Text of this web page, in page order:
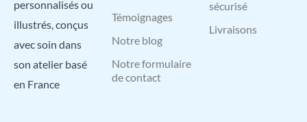
personnalisés ou
illustrés, conçus
avec soin dans
son atelier basé
en France
Témoignages
Notre blog
Notre formulaire
de contact
sécurisé
Livraisons